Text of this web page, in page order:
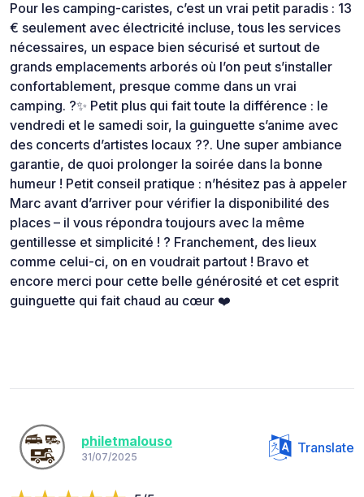
Pour les camping-caristes, c’est un vrai petit paradis : 13
€ seulement avec électricité incluse, tous les services
nécessaires, un espace bien sécurisé et surtout de
grands emplacements arborés où l’on peut s’installer
confortablement, presque comme dans un vrai
camping. ?✨ Petit plus qui fait toute la différence : le
vendredi et le samedi soir, la guinguette s’anime avec
des concerts d’artistes locaux ??. Une super ambiance
garantie, de quoi prolonger la soirée dans la bonne
humeur ! Petit conseil pratique : n’hésitez pas à appeler
Marc avant d’arriver pour vérifier la disponibilité des
places – il vous répondra toujours avec la même
gentillesse et simplicité ! ? Franchement, des lieux
comme celui-ci, on en voudrait partout ! Bravo et
encore merci pour cette belle générosité et cet esprit
guinguette qui fait chaud au cœur ❤️
philetmalouso
31/07/2025
Translate